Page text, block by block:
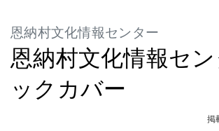
恩納村文化情報センター
恩納村文化情報セ
ックカバー
掲